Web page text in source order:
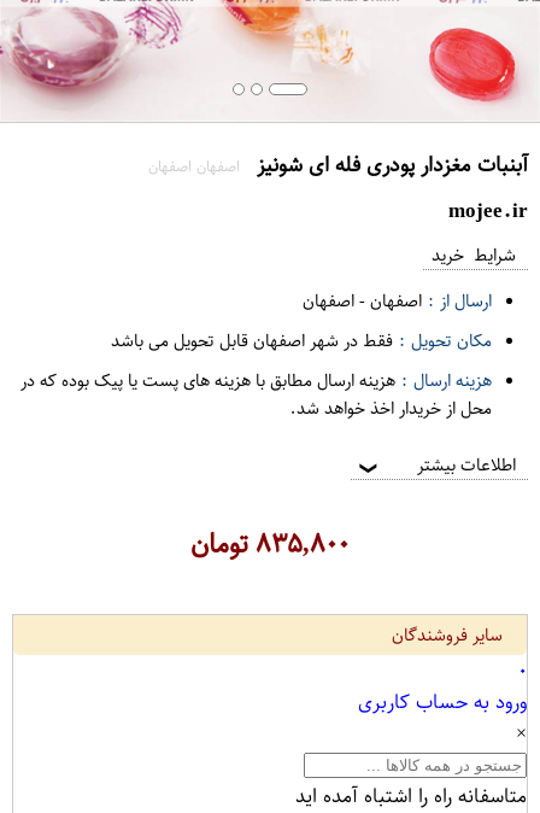
آبنبات مغزدار پودری فله ای شونیز اصفهان اصفهان
mojee.ir
شرایط خرید
ارسال از : اصفهان-اصفهان
مکان تحویل : فقط در شهر اصفهان قابل تحویل می باشد
هزینه ارسال : هزینه ارسال مطابق با هزینه های پست یا پیک بوده که در
محل از خریدار اخذ خواهد شد.
اطلاعات بیشتر ❯
۸۳۵,۸۰۰تومان
سایر فروشندگان
۰
ورود به حساب کاربری
×
متاسفانه راه را اشتباه آمده اید